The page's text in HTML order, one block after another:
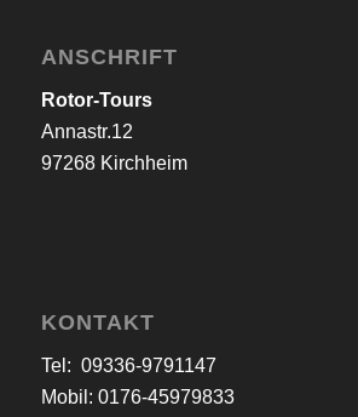
ANSCHRIFT
Rotor-Tours
Annastr.12
97268 Kirchheim
KONTAKT
Tel: 09336-9791147
Mobil: 0176-45979833